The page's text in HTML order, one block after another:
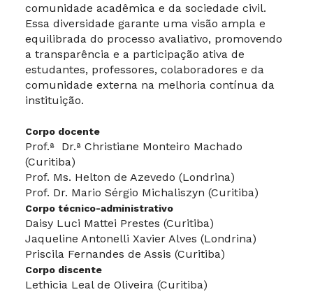
comunidade acadêmica e da sociedade civil.
Essa diversidade garante uma visão ampla e
equilibrada do processo avaliativo, promovendo
a transparência e a participação ativa de
estudantes, professores, colaboradores e da
comunidade externa na melhoria contínua da
instituição.
Corpo docente
Prof.ª Dr.ª Christiane Monteiro Machado
(Curitiba)
Prof. Ms. Helton de Azevedo (Londrina)
Prof. Dr. Mario Sérgio Michaliszyn (Curitiba)
Corpo técnico-administrativo
Daisy Luci Mattei Prestes (Curitiba)
Jaqueline Antonelli Xavier Alves (Londrina)
Priscila Fernandes de Assis (Curitiba)
Corpo discente
Lethicia Leal de Oliveira (Curitiba)